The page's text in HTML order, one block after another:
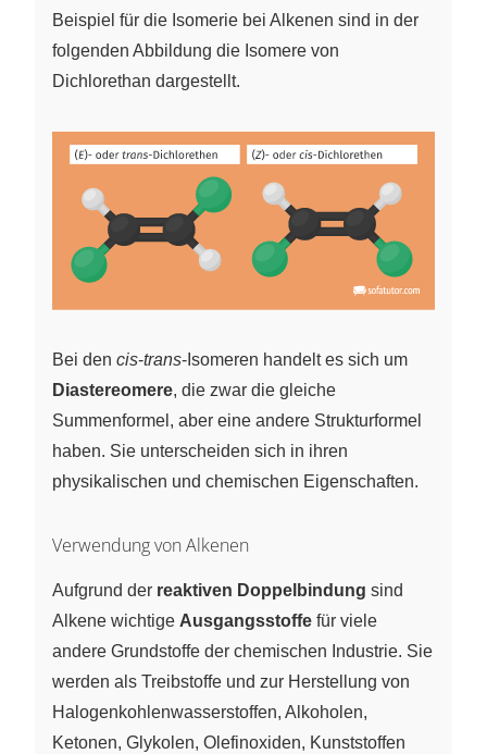
Beispiel für die Isomerie bei Alkenen sind in der
folgenden Abbildung die Isomere von
Dichlorethan dargestellt.
Bei den cis-trans-Isomeren handelt es sich um
Diastereomere, die zwar die gleiche
Summenformel, aber eine andere Strukturformel
haben. Sie unterscheiden sich in ihren
physikalischen und chemischen Eigenschaften.
Verwendung von Alkenen
Aufgrund der reaktiven Doppelbindung sind
Alkene wichtige Ausgangsstoffe für viele
andere Grundstoffe der chemischen Industrie. Sie
werden als Treibstoffe und zur Herstellung von
Halogenkohlenwasserstoffen, Alkoholen,
Ketonen, Glykolen, Olefinoxiden, Kunststoffen